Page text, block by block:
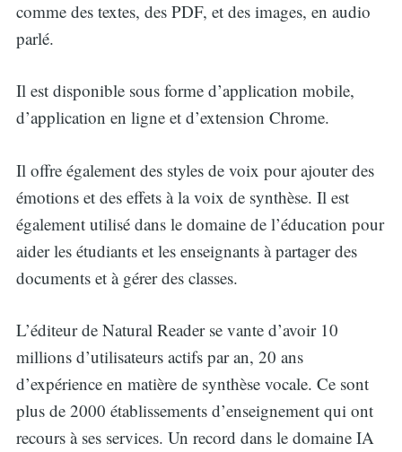
comme des textes, des PDF, et des images, en audio
parlé.
Il est disponible sous forme d’application mobile,
d’application en ligne et d’extension Chrome.
Il offre également des styles de voix pour ajouter des
émotions et des effets à la voix de synthèse. Il est
également utilisé dans le domaine de l’éducation pour
aider les étudiants et les enseignants à partager des
documents et à gérer des classes.
L’éditeur de Natural Reader se vante d’avoir 10
millions d’utilisateurs actifs par an, 20 ans
d’expérience en matière de synthèse vocale. Ce sont
plus de 2000 établissements d’enseignement qui ont
recours à ses services. Un record dans le domaine IA